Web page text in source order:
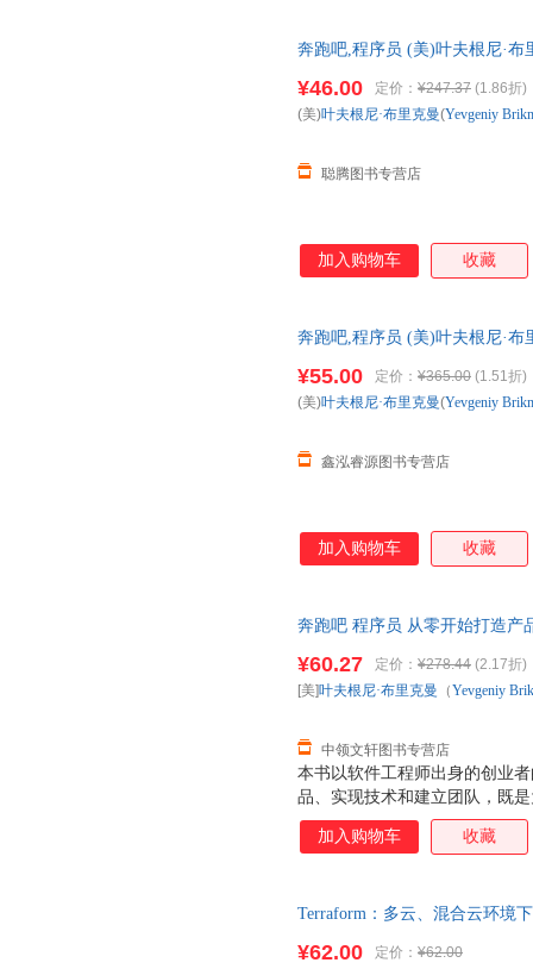
奔跑吧,程序员 (美)叶夫根尼·布
¥46.00 定价： ¥247.37 (1.86折)
聪腾图书专营店
(美)叶夫根尼·布里克曼(Yevgeniy
加入购物车 收藏
奔跑吧,程序员 (美)叶夫根尼·布
¥55.00 定价： ¥365.00 (1.51折)
鑫泓睿源图书专营店
(美)叶夫根尼·布里克曼(Yevgeniy
加入购物车 收藏
奔跑吧 程序员 从零开始打造产
退换】
本书以软件工程师出身的创业
品、实现技术和建立团队，既
所有程序员系统认识IT行业。
详细描绘创业的原始景象，具
¥60.27 定价： ¥278.44 (2.17折)
中领文轩图书专营店
[美]叶夫根尼·布里克曼 （Yevgeniy
加入购物车 收藏
Terraform：多云、混合云环境
¥62.00 定价： ¥62.00